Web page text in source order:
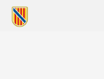
Vés